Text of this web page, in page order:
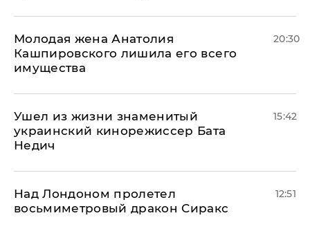
Молодая жена Анатолия
Кашпировского лишила его всего
имущества
20:30
Ушел из жизни знаменитый
украинский кинорежиссер Бата
Недич
15:42
Над Лондоном пролетел
восьмиметровый дракон Сиракс
12:51